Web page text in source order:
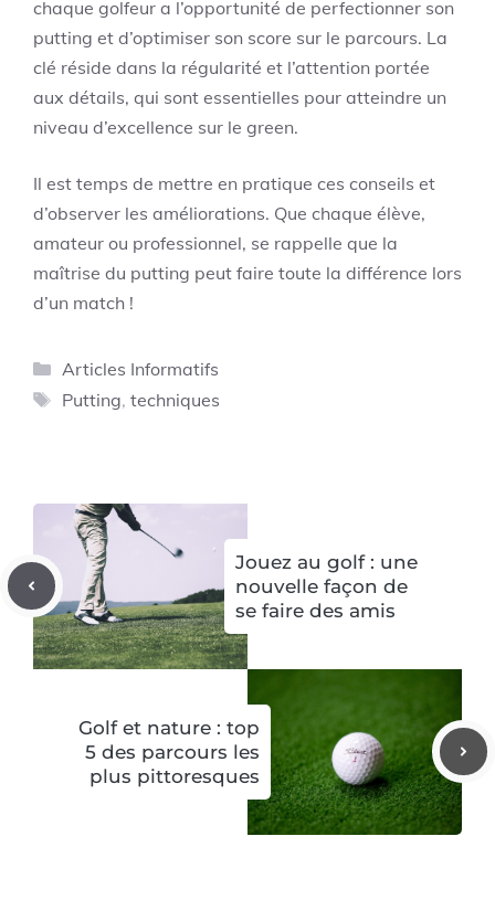
chaque golfeur a l’opportunité de perfectionner son
putting et d’optimiser son score sur le parcours. La
clé réside dans la régularité et l’attention portée
aux détails, qui sont essentielles pour atteindre un
niveau d’excellence sur le green.
Il est temps de mettre en pratique ces conseils et
d’observer les améliorations. Que chaque élève,
amateur ou professionnel, se rappelle que la
maîtrise du putting peut faire toute la différence lors
d’un match !
Catégories
Articles Informatifs
Étiquettes
Putting, techniques
Jouez au golf : une
nouvelle façon de
se faire des amis
Golf et nature : top
5 des parcours les
plus pittoresques